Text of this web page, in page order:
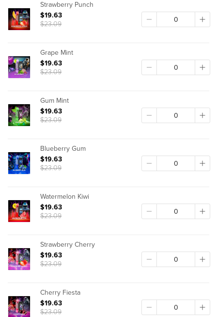
Strawberry Punch
$19.63
$23.09
Grape Mint
$19.63
$23.09
Gum Mint
$19.63
$23.09
Blueberry Gum
$19.63
$23.09
Watermelon Kiwi
$19.63
$23.09
Strawberry Cherry
$19.63
$23.09
Cherry Fiesta
$19.63
$23.09